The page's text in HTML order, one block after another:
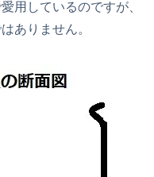
用しているのですが、
ありません。